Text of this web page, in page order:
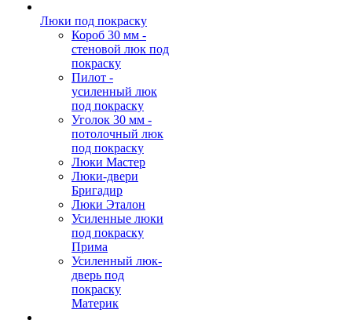
Люки под покраску
Короб 30 мм -
стеновой люк под
покраску
Пилот -
усиленный люк
под покраску
Уголок 30 мм -
потолочный люк
под покраску
Люки Мастер
Люки-двери
Бригадир
Люки Эталон
Усиленные люки
под покраску
Прима
Усиленный люк-
дверь под
покраску
Материк